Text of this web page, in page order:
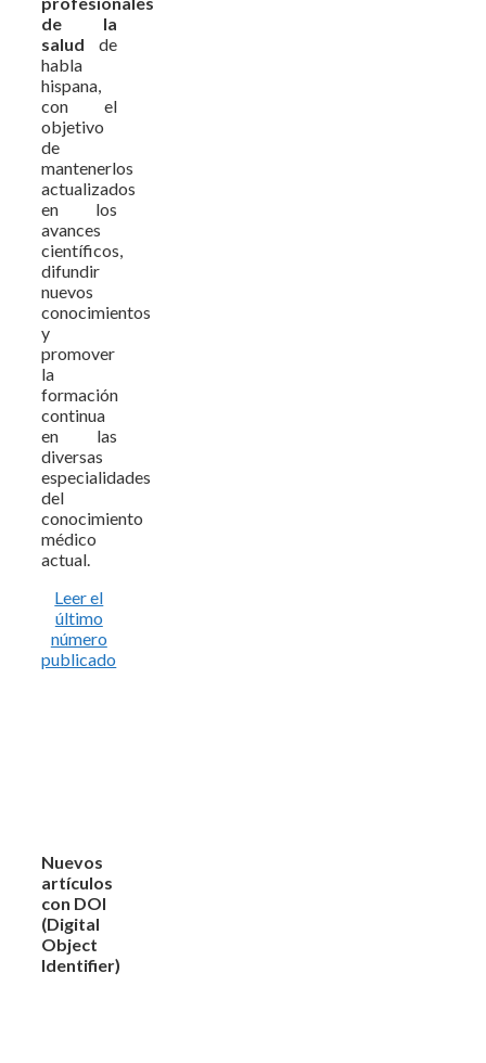
de la
salud de
habla
hispana,
con el
objetivo
de
mantenerlos
actualizados
en los
avances
científicos,
difundir
nuevos
conocimientos
y
promover
la
formación
continua
en las
diversas
especialidades
del
conocimiento
médico
actual.
Leer el
último
número
publicado
Nuevos
artículos
con DOI
(Digital
Object
Identifier)